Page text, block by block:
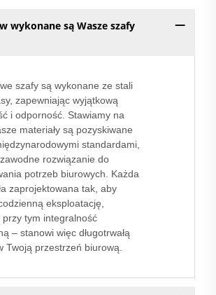
wykonane są Wasze szafy
szafy są wykonane ze stali
zapewniając wyjątkową
i odporność. Stawiamy na
materiały są pozyskiwane
standardami,
rozwiązanie do
potrzeb biurowych. Każda
zaprojektowana tak, aby
eksploatację,
przy tym integralność
– stanowi więc długotrwałą
Twoją przestrzeń biurową.